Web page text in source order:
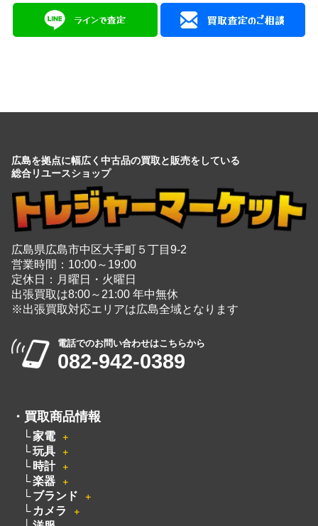
広島を拠点に幅広く中古品の買取と販売をしている
総合リユースショップ
広島県広島市中区大手町５丁目9-2
営業時間：10:00～19:00
定休日：月曜日・火曜日
出張買取は8:00～21:00 年中無休
※出張買取対応エリアは広島全域となります
電話でのお問い合わせはこちらから
082-942-0389
・ 買取商品情報
家電 ＋
玩具 ＋
時計 ＋
楽器 ＋
ブランド ＋
カメラ ＋